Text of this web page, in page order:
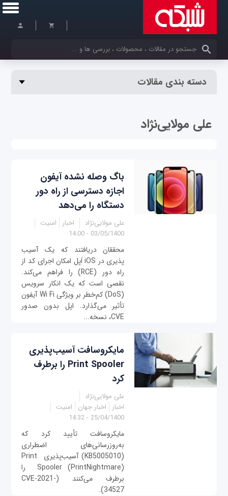
کلمات کلیدی خود را وارد کنید
دسته بندی مقالات
علی مولایی‌نژاد
باگ وصله نشده آیفون
اجازه دسترسی از راه دور
دستگاه را می‌دهد
علی مولایی‌نژاد اخبار
امنیت
03/05/1400 - 14:00
محققان دریافتند که یک آسیب
پذیری در iOS اَپل امکان اجرای کد از
راه دور (RCE) را فراهم می‌کند.
نقصی است که یک انکار سرویس
(DoS) کم‌خطر بر ویژگی Wi Fi آیفون
تأثیر می‌گذارد. اپل بدون صدور
CVE، نسخه...
مایکروسافت آسیب‌پذیری
Print Spooler را برطرف
کرد
علی مولایی‌نژاد
اخبار
اخبار جهان
امنیت
25/04/1400 - 14:32
مایکروسافت تأیید کرد که
به‌روزرسانی‌های اضطراری
(KB5005010) آسیب‌پذیری Print
Spooler (PrintNightmare) را
برطرف می‌کنند (CVE-2021-
34527).